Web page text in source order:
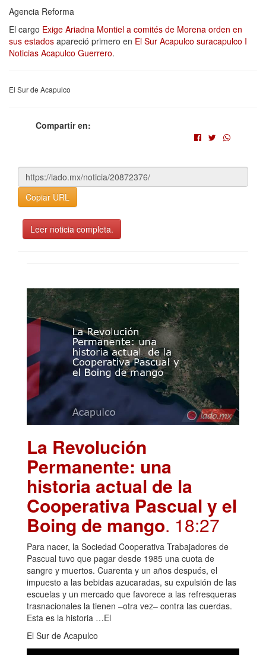
Agencia Reforma
El cargo Exige Ariadna Montiel a comités de Morena orden en
sus estados apareció primero en El Sur Acapulco suracapulco I
Noticias Acapulco Guerrero.
El Sur de Acapulco
Compartir en:
Copiar URL
Leer noticia completa.
La Revolución
Permanente: una
historia actual de la
Cooperativa Pascual y el
Boing de mango. 18:27
Para nacer, la Sociedad Cooperativa Trabajadores de
Pascual tuvo que pagar desde 1985 una cuota de
sangre y muertos. Cuarenta y un años después, el
impuesto a las bebidas azucaradas, su expulsión de las
escuelas y un mercado que favorece a las refresqueras
trasnacionales la tienen –otra vez– contra las cuerdas.
Esta es la historia …El
El Sur de Acapulco